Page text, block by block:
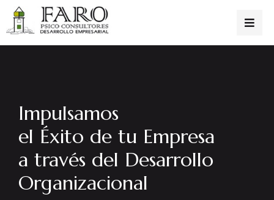
Impulsamos
el Éxito de tu Empresa
a través del Desarrollo
Organizacional